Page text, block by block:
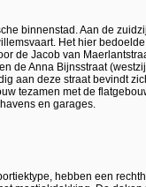
binnenstad. Aan de
Het hier
de Jacob van
de Anna Bijnsstraat
aan deze straat bevindt
tezamen met de
en garages.
hebben een